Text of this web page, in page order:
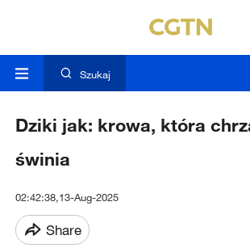
Szukaj
Dziki jak: krowa, która
świnia
02:42:38,13-Aug-2025
Share